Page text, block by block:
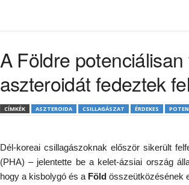
A Földre
aszteroidát fedeztek
CÍMKÉK ASZTEROIDA CSILLAGÁSZAT ÉRDEKES
Dél-koreai csillagászoknak először sikerült
(PHA) – jelentette be a kelet-ázsiai ország
hogy a kisbolygó és a Földösszeütközésének